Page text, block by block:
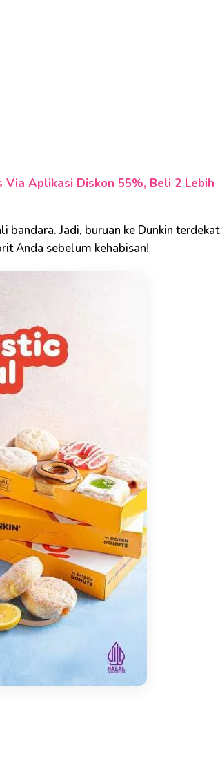
Aplikasi Diskon 55%, Beli 2 Lebih
bandara. Jadi, buruan ke Dunkin terdekat
Anda sebelum kehabisan!